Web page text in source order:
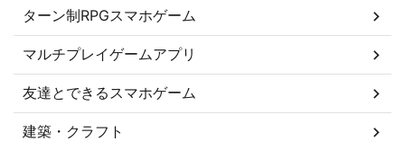
ターン制RPGスマホゲーム
マルチプレイゲームアプリ
友達とできるスマホゲーム
建築・クラフト